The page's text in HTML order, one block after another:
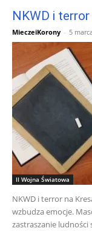
NKWD i
MieczeiKorony - 5
II Wojna Światowa
NKWD i terror na
wzbudza emocje.
zastraszanie